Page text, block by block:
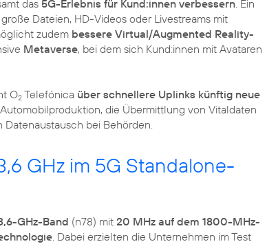
das 5G-Erlebnis für Kund:innen verbessern. Ein
Dateien, HD-Videos oder Livestreams mit
zudem bessere Virtual/Augmented Reality-
Metaverse, bei dem sich Kund:innen mit Avataren
O2 Telefónica über schnellere Uplinks künftig neue
die Übermittlung von Vitaldaten
bei Behörden.
GHz im 5G Standalone-
GHz-Band (n78) mit 20 MHz auf dem 1800-MHz-
. Dabei erzielten die Unternehmen im Test